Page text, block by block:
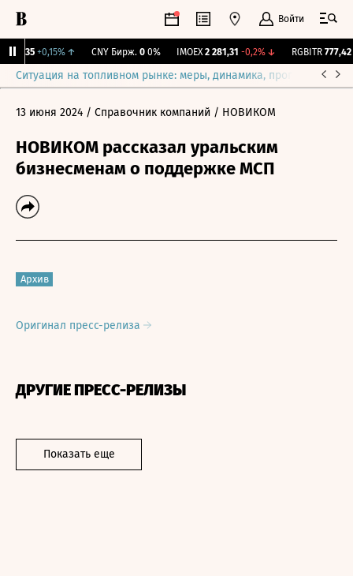
Войти
115,35 +0,15%↑ CNY Бирж. 0 0% IMOEX 2 281,31 -0,2%↓ RGBITR 777,42
Ситуация на топливном рынке: меры, динамика, прогнозы
13 июня 2024 / Справочник компаний / НОВИКОМ
НОВИКОМ рассказал уральским
бизнесменам о поддержке МСП
Архив
Оригинал пресс-релиза
ДРУГИЕ ПРЕСС-РЕЛИЗЫ
Показать еще